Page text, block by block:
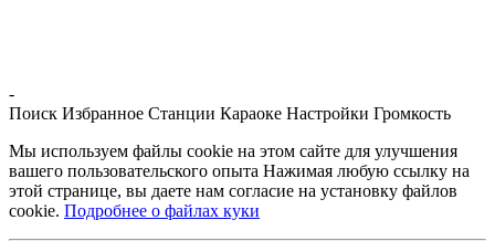
-
Поиск Избранное Станции Караоке Настройки Громкость
Мы используем файлы cookie на этом сайте для улучшения
вашего пользовательского опыта Нажимая любую ссылку на
этой странице, вы даете нам согласие на установку файлов
cookie. Подробнее о файлах куки